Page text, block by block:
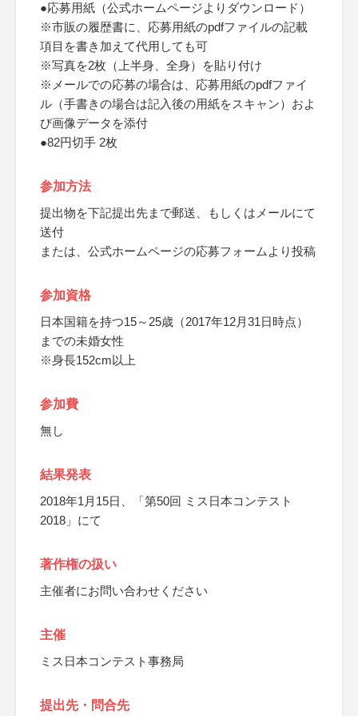
●応募用紙（公式ホームページよりダウンロード）
※市販の履歴書に、応募用紙のpdfファイルの記載
項目を書き加えて代用しても可
※写真を2枚（上半身、全身）を貼り付け
※メールでの応募の場合は、応募用紙のpdfファイ
ル（手書きの場合は記入後の用紙をスキャン）およ
び画像データを添付
●82円切手 2枚
参加方法
提出物を下記提出先まで郵送、もしくはメールにて
送付
または、公式ホームページの応募フォームより投稿
参加資格
日本国籍を持つ15～25歳（2017年12月31日時点）
までの未婚女性
※身長152cm以上
参加費
無し
結果発表
2018年1月15日、「第50回 ミス日本コンテスト
2018」にて
著作権の扱い
主催者にお問い合わせください
主催
ミス日本コンテスト事務局
提出先・問合先